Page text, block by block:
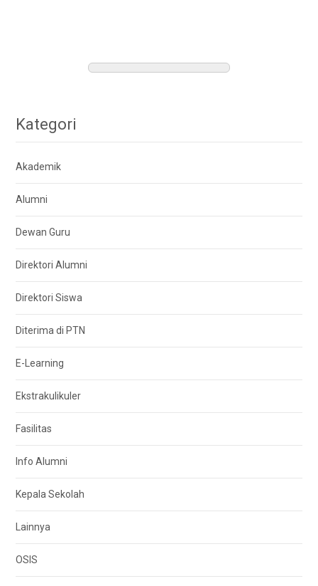
Kategori
Akademik
Alumni
Dewan Guru
Direktori Alumni
Direktori Siswa
Diterima di PTN
E-Learning
Ekstrakulikuler
Fasilitas
Info Alumni
Kepala Sekolah
Lainnya
OSIS